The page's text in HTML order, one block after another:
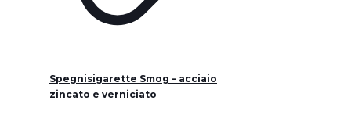
Spegnisigarette Smog – acciaio
zincato e verniciato